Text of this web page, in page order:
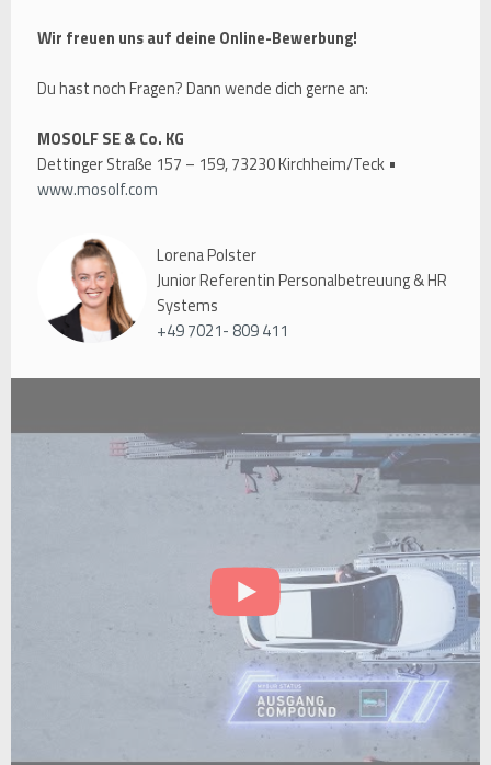
Wir freuen uns auf deine Online-Bewerbung!
Du hast noch Fragen? Dann wende dich gerne an:
MOSOLF SE & Co. KG
Dettinger Straße 157 – 159, 73230 Kirchheim/Teck •
www.mosolf.com
Lorena Polster
Junior Referentin Personalbetreuung & HR
Systems
+49 7021- 809 411